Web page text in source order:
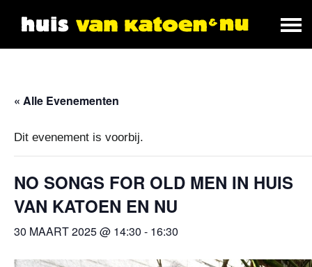
« Alle Evenementen
Dit evenement is voorbij.
NO SONGS FOR OLD MEN IN HUIS
VAN KATOEN EN NU
30 MAART 2025 @ 14:30 - 16:30